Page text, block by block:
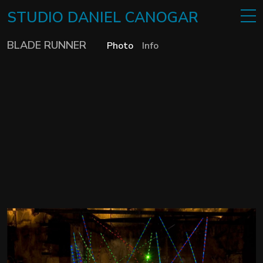
STUDIO DANIEL CANOGAR
BLADE RUNNER Photo Info